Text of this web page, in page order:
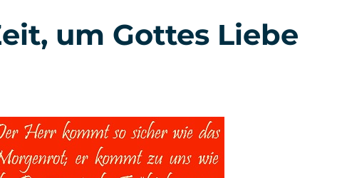
um Gottes Liebe